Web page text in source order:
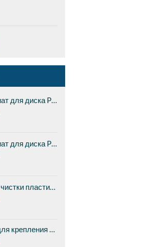
Сменный мат для диска Pro-ject CORK & RUBBER IT, 1мм (реальная толщина 2,1 мм)
Сменный мат для диска Pro-ject CORK & RUBBER IT, 3мм
Щетка для чистки пластинок Pro-ject BRUSH IT Premium
Контакты для крепления картриджа к тонарму Pro-Ject Pin IT (8 шт. в комплекте)